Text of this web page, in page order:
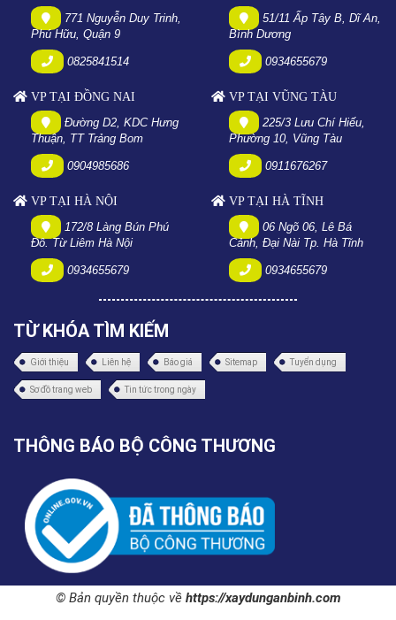
771 Nguyễn Duy Trinh,
Phú Hữu, Quận 9
0825841514
51/11 Ấp Tây B, Dĩ An,
Bình Dương
0934655679
VP TẠI ĐỒNG NAI
Đường D2, KDC Hưng
Thuận, TT Trảng Bom
0904985686
VP TẠI VŨNG TÀU
225/3 Lưu Chí Hiếu,
Phường 10, Vũng Tàu
0911676267
VP TẠI HÀ NỘI
172/8 Làng Bún Phú
Đô. Từ Liêm Hà Nội
0934655679
VP TẠI HÀ TĨNH
06 Ngõ 06, Lê Bá
Cảnh, Đại Nài Tp. Hà Tĩnh
0934655679
TỪ KHÓA TÌM KIẾM
Giới thiệu Liên hệ Báo giá Sitemap Tuyển dụng
Sơ đồ trang web Tin tức trong ngày
THÔNG BÁO BỘ CÔNG THƯƠNG
© Bản quyền thuộc về https://xaydunganbinh.com